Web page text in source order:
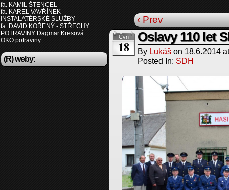
fa. KAMIL ŠTENCEL
fa. KAREL VAVŘÍNEK -
INSTALATÉRSKÉ SLUŽBY
fa. DAVID KOŘENÝ - STŘECHY
POTRAVINY Dagmar Kresová
OKO potraviny
(R) weby:
‹ Prev
Čvn
18
Oslavy 110 let
By Lukáš on 18.6.2014
Posted In: SDH